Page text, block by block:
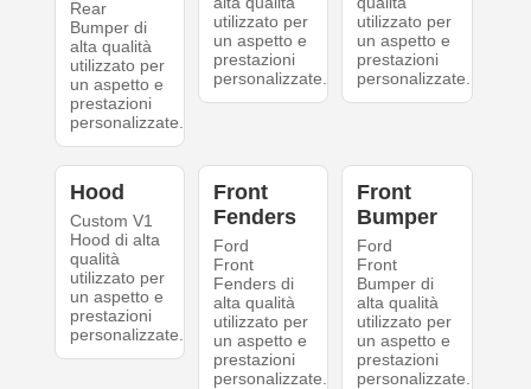
Rear
Bumper di
alta qualità
utilizzato per
un aspetto e
prestazioni
personalizzate.
utilizzato per
un aspetto e
prestazioni
personalizzate.
utilizzato per
un aspetto e
prestazioni
personalizzate.
Hood
Custom V1
Hood di alta
qualità
utilizzato per
un aspetto e
prestazioni
personalizzate.
Front
Fenders
Ford
Front
Fenders di
alta qualità
utilizzato per
un aspetto e
prestazioni
personalizzate.
Front
Bumper
Ford
Front
Bumper di
alta qualità
utilizzato per
un aspetto e
prestazioni
personalizzate.